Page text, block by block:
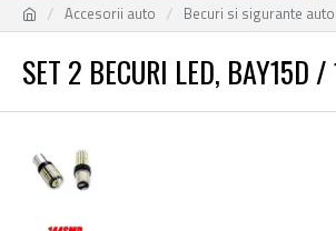
Accesorii auto Becuri si sigurante auto
SET 2 BECURI LED, BAY15D